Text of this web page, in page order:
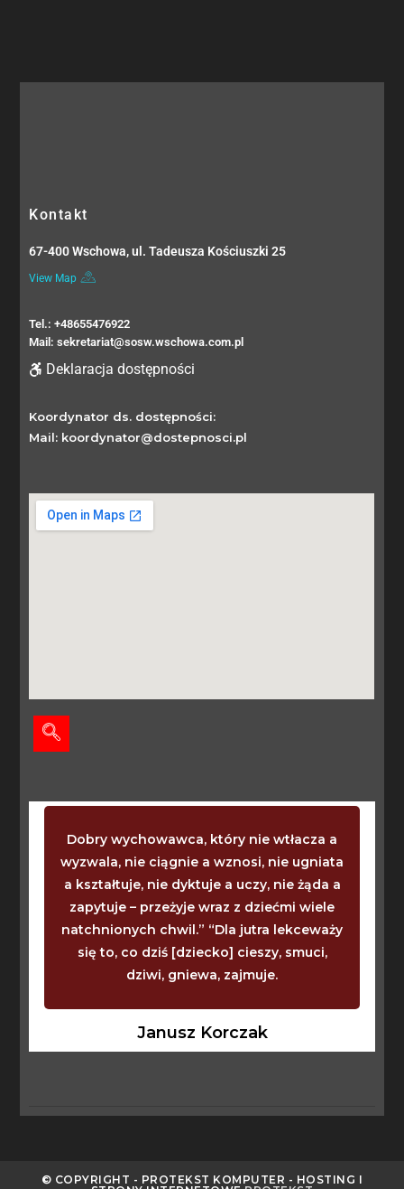
Kontakt
67-400 Wschowa, ul. Tadeusza Kościuszki 25
View Map
Tel.: +48655476922
Mail: sekretariat@sosw.wschowa.com.pl
Deklaracja dostępności
Koordynator ds. dostępności:
Mail: koordynator@dostepnosci.pl
Dobry wychowawca, który nie wtłacza a
wyzwala, nie ciągnie a wznosi, nie ugniata
a kształtuje, nie dyktuje a uczy, nie żąda a
zapytuje – przeżyje wraz z dziećmi wiele
natchnionych chwil.” “Dla jutra lekceważy
się to, co dziś [dziecko] cieszy, smuci,
dziwi, gniewa, zajmuje.
Janusz Korczak
© COPYRIGHT - PROTEKST KOMPUTER - HOSTING I